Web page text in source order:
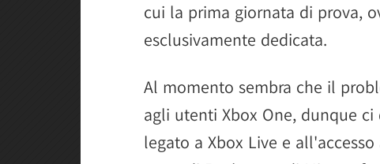
cui la prima giornata di prova,
esclusivamente dedicata.
Al momento sembra che il
agli utenti Xbox One, dunque
legato a Xbox Live e